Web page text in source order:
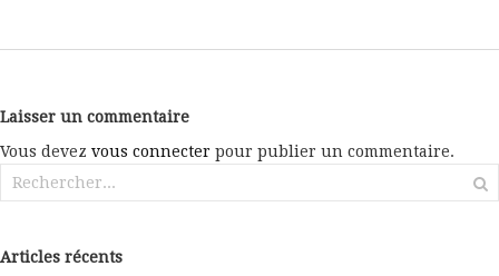
Laisser un commentaire
Vous devez vous connecter pour publier un commentaire.
Rechercher :
Articles récents